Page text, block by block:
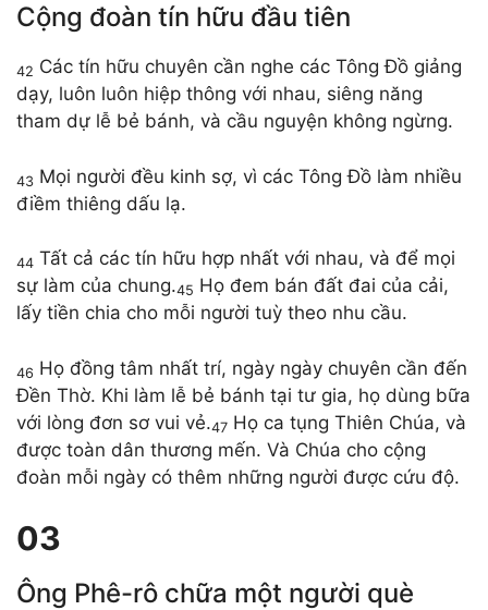
Cộng đoàn tín hữu đầu tiên
42 Các tín hữu chuyên cần nghe các Tông Đồ giảng
dạy, luôn luôn hiệp thông với nhau, siêng năng
tham dự lễ bẻ bánh, và cầu nguyện không ngừng.
43 Mọi người đều kinh sợ, vì các Tông Đồ làm nhiều
điềm thiêng dấu lạ.
44 Tất cả các tín hữu hợp nhất với nhau, và để mọi
sự làm của chung.45 Họ đem bán đất đai của cải,
lấy tiền chia cho mỗi người tuỳ theo nhu cầu.
46 Họ đồng tâm nhất trí, ngày ngày chuyên cần đến
Đền Thờ. Khi làm lễ bẻ bánh tại tư gia, họ dùng bữa
với lòng đơn sơ vui vẻ.47 Họ ca tụng Thiên Chúa, và
được toàn dân thương mến. Và Chúa cho cộng
đoàn mỗi ngày có thêm những người được cứu độ.
03
Ông Phê-rô chữa một người què